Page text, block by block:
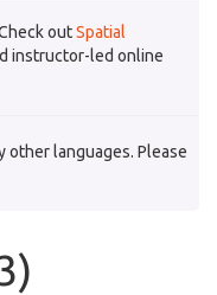
outSpatial
instructor-led online
other languages. Please